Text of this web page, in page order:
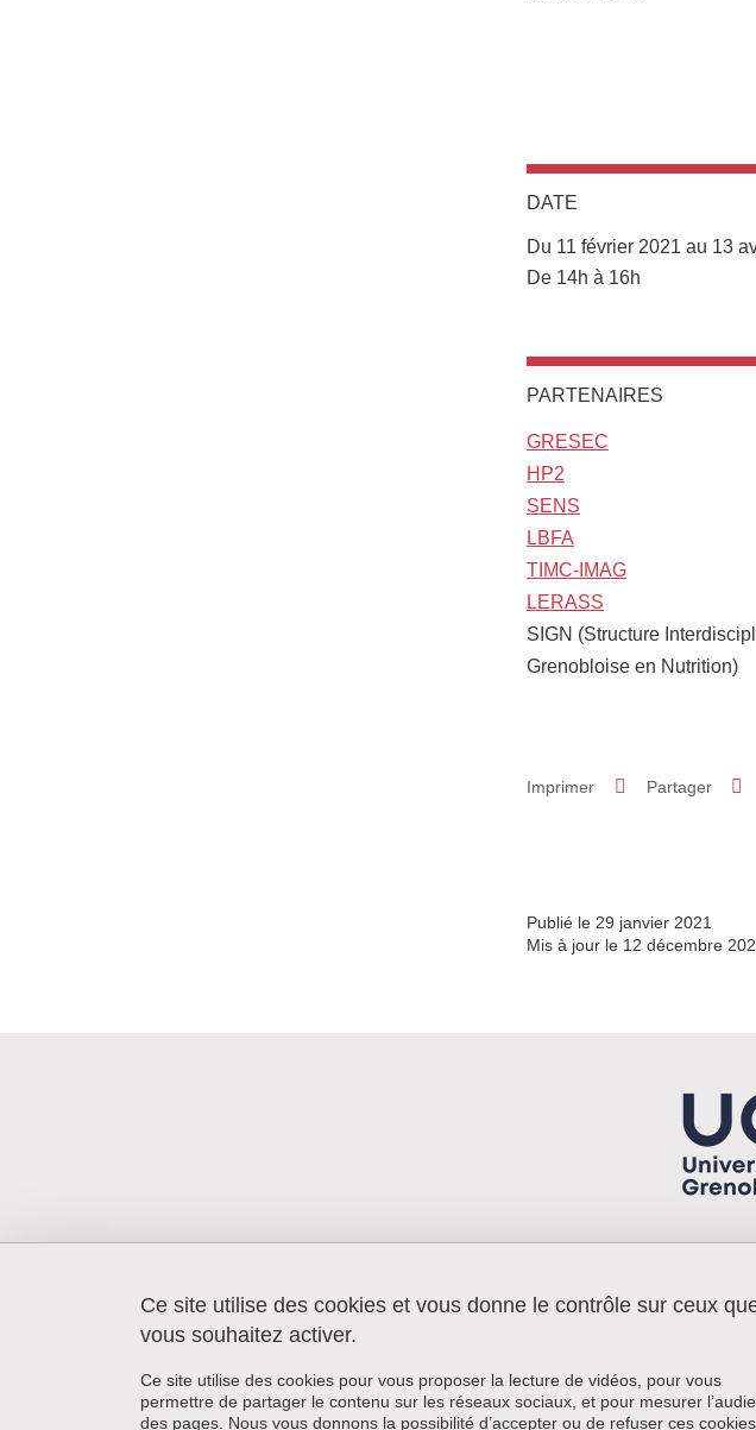
DATE
Du 11 février 2021 au 13
Complément date
De 14h à 16h
PARTENAIRES
GRESEC
HP2
SENS
LBFA
TIMC-IMAG
LERASS
SIGN (Structure
Grenobloise en Nutrition)
Imprimer Partager
Publié le 29 janvier 2021
Mis à jour le 12 décembre
Laboratoire Gresec
Institut de la communication et des
11 avenue du 8 mai 1945
BP 337
38434 Échirolles
Menu
Contact
Mentions légales
Données
Ce site utilise des cookies et vous donne le contrôle sur ceux
vous souhaitez activer.
Ce site utilise des cookies pour vous proposer la lecture de vidéos, pour vous
permettre de partager le contenu sur les réseaux sociaux, et pour mesurer
des pages. Nous vous donnons la possibilité d’accepter ou de refuser ces cookies.